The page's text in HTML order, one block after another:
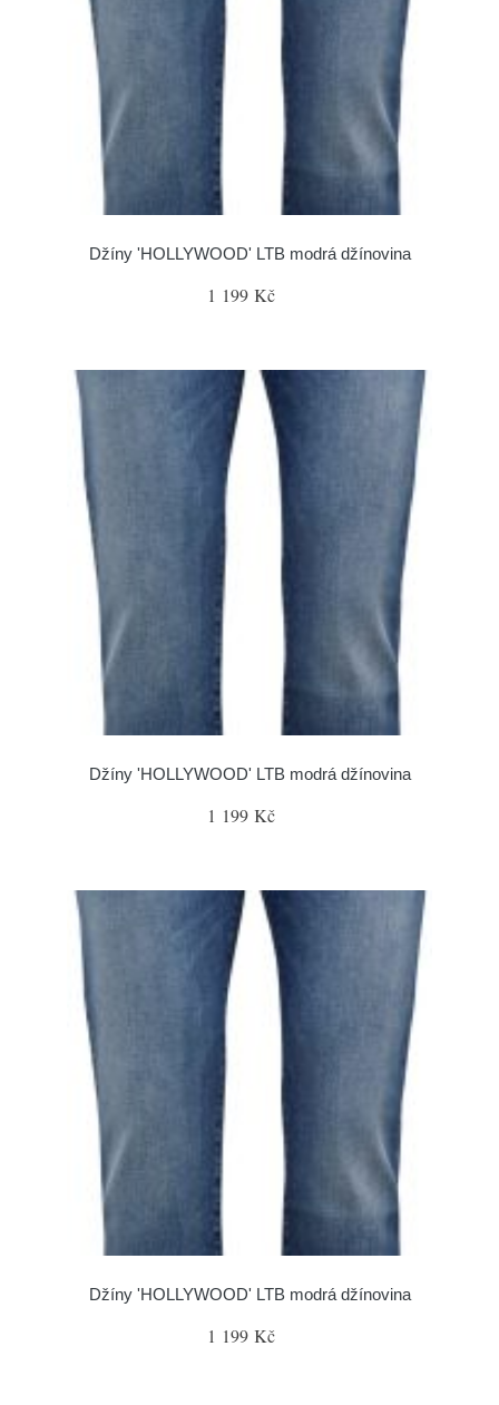
Džíny 'HOLLYWOOD' LTB modrá džínovina
1 199 Kč
Džíny 'HOLLYWOOD' LTB modrá džínovina
1 199 Kč
Džíny 'HOLLYWOOD' LTB modrá džínovina
1 199 Kč